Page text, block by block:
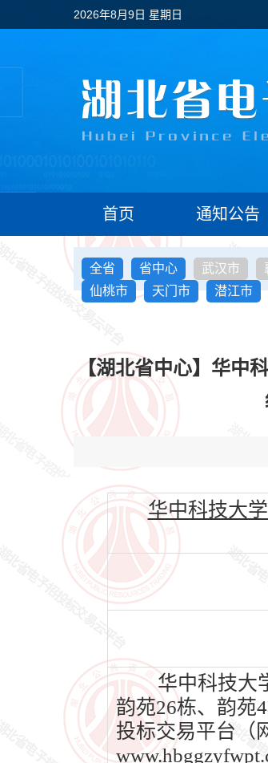
2026年8月9日 星期日
首页 通知公告
全省
省中心 武汉市
仙桃市
天门市 潜江市
【湖北省中心】华中
华中科技大
华中科技大学
韵苑26栋、韵苑
投标交易平台（